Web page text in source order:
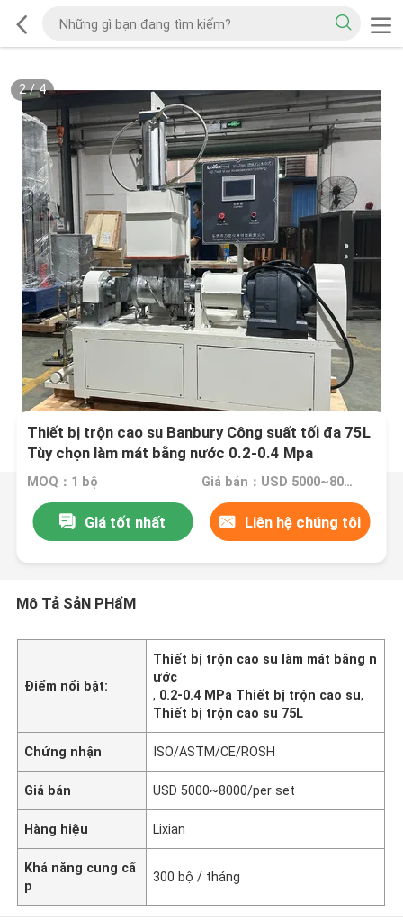
2/4
Thiết bị trộn cao su Banbury Công suất tối đa 75L
Tùy chọn làm mát bằng nước 0.2-0.4 Mpa
MOQ：1 bộ Giá bán：USD 5000~8000/per set
Giá tốt nhất Liên hệ chúng tôi
Mô Tả SảN PHẩM
Điểm nổi bật:
Thiết bị trộn cao su làm mát bằng n
ước
, 0.2-0.4 MPa Thiết bị trộn cao su,
Thiết bị trộn cao su 75L
Chứng nhận ISO/ASTM/CE/ROSH
Giá bán USD 5000~8000/per set
Hàng hiệu Lixian
Khả năng cung cấ
p
300 bộ / tháng